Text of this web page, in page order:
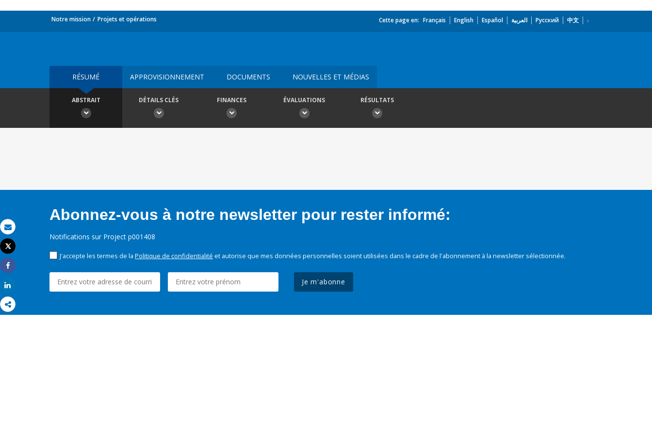
Email
Imprimer
Tweet
Share
Notre mission Projets et opérations Cette page en: Français English Español العربية Русский 中文
RÉSUMÉ APPROVISIONNEMENT DOCUMENTS NOUVELLES ET MÉDIAS
ABSTRAIT DÉTAILS CLÉS FINANCES ÉVALUATIONS RÉSULTATS
Abonnez-vous à notre newsletter pour rester informé:
Notifications sur Project p001408
J'accepte les termes de la Politique de confidentialité et autorise que mes données personnelles soient utilisées dans le cadre de l'abonnement à la newsletter sélectionnée.
Je m'abonne